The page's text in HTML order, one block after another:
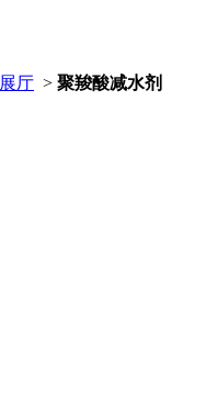
厅 > 聚羧酸减水剂